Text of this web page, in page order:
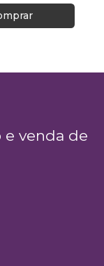
e venda de